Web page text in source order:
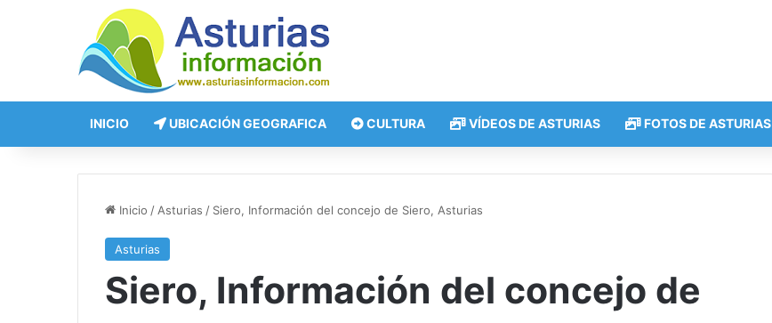
INICIO UBICACIÓN GEOGRAFICA CULTURA VÍDEOS DE ASTURIAS FOTOS DE ASTURIAS
Inicio / Asturias / Siero, Información del concejo de Siero, Asturias
Asturias
Siero, Información del concejo de